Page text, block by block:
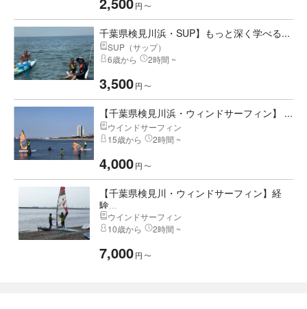
円 〜
千葉県検見川浜・SUP】もっと深く学べる...
SUP（サップ）
6歳から
2時間 ~
3,500円 〜
【千葉県検見川浜・ウィンドサーフィン】 ...
ウインドサーフィン
15歳から
2時間 ~
4,000円 〜
【千葉県検見川・ウィンドサーフィン】経
験...
ウインドサーフィン
10歳から
2時間 ~
7,000円 〜